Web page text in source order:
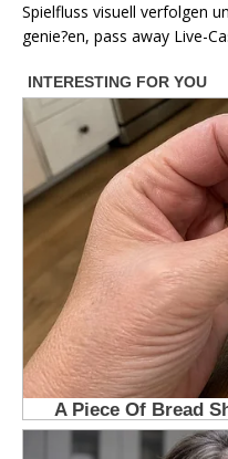
Spielfluss visuell verfolgen
genie?en, pass away Live-